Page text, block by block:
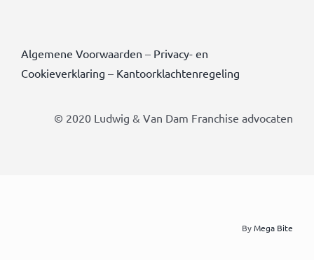
Algemene Voorwaarden – Privacy- en
Cookieverklaring – Kantoorklachtenregeling
© 2020 Ludwig & Van Dam Franchise advocaten
ByMega Bite